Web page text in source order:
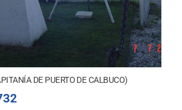
DE PUERTO DE CALBUCO)